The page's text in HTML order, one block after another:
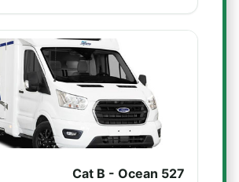
Cat B - Ocean 527